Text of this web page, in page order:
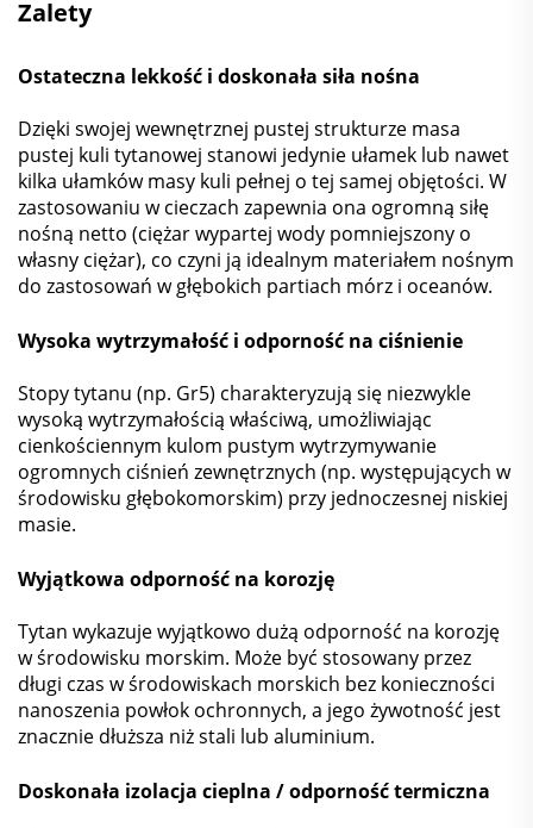
Zalety
Ostateczna lekkość i doskonała siła nośna
Dzięki swojej wewnętrznej pustej strukturze masa
pustej kuli tytanowej stanowi jedynie ułamek lub nawet
kilka ułamków masy kuli pełnej o tej samej objętości. W
zastosowaniu w cieczach zapewnia ona ogromną siłę
nośną netto (ciężar wypartej wody pomniejszony o
własny ciężar), co czyni ją idealnym materiałem nośnym
do zastosowań w głębokich partiach mórz i oceanów.
Wysoka wytrzymałość i odporność na ciśnienie
Stopy tytanu (np. Gr5) charakteryzują się niezwykle
wysoką wytrzymałością właściwą, umożliwiając
cienkościennym kulom pustym wytrzymywanie
ogromnych ciśnień zewnętrznych (np. występujących w
środowisku głębokomorskim) przy jednoczesnej niskiej
masie.
Wyjątkowa odporność na korozję
Tytan wykazuje wyjątkowo dużą odporność na korozję
w środowisku morskim. Może być stosowany przez
długi czas w środowiskach morskich bez konieczności
nanoszenia powłok ochronnych, a jego żywotność jest
znacznie dłuższa niż stali lub aluminium.
Doskonała izolacja cieplna / odporność termiczna